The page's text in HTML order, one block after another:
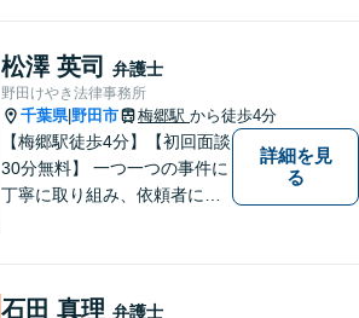
松澤 英司 弁護士
野田けやき法律事務所
千葉県| 野田市 梅郷駅 から徒歩4分
【梅郷駅徒歩4分】【初回面談
30分無料】 一つ一つの事件に
丁寧に取り組み、依頼者にと
す。
詳細を見
る
石田 真理 弁護士